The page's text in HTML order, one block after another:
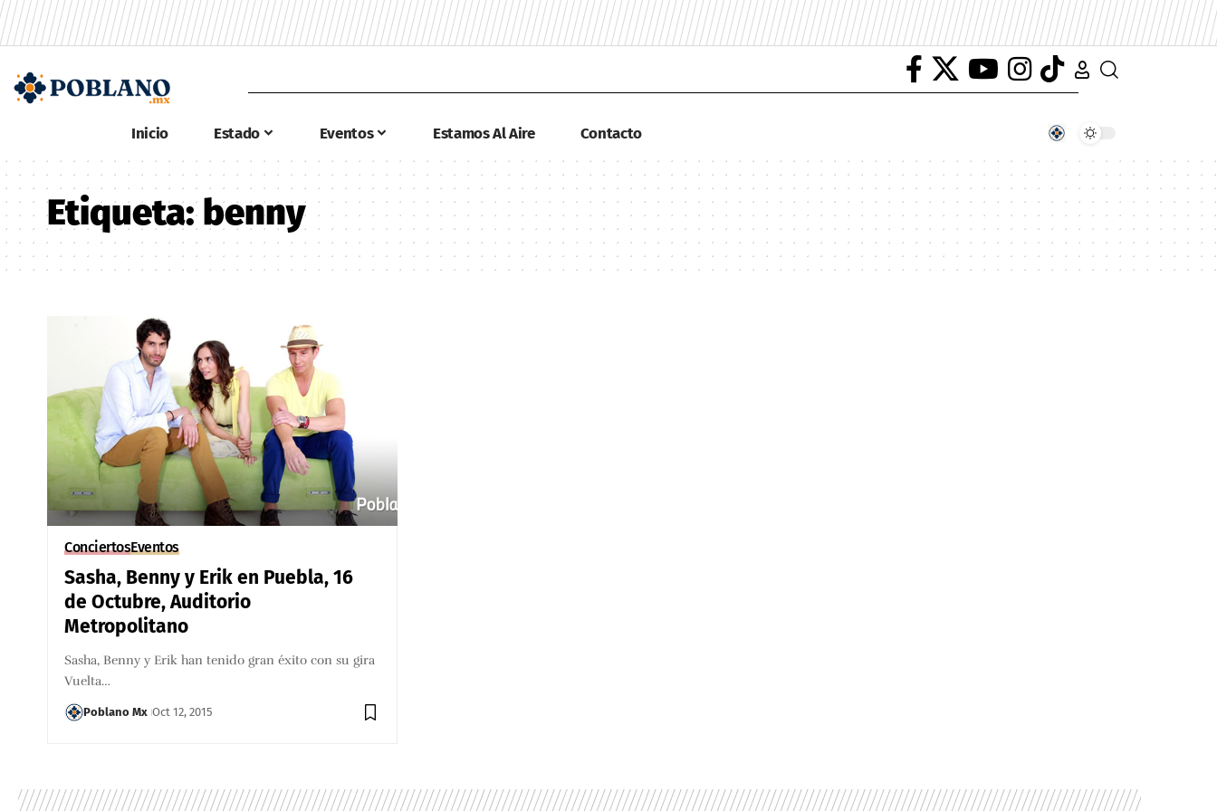
Inicio Estado Eventos Estamos Al Aire Contacto
Etiqueta:benny
ConciertosEventos
Sasha, Benny y Erik en Puebla, 16
de Octubre, Auditorio
Metropolitano
Sasha, Benny y Erik han tenido gran éxito con su gira
Vuelta…
Poblano Mx Oct 12, 2015